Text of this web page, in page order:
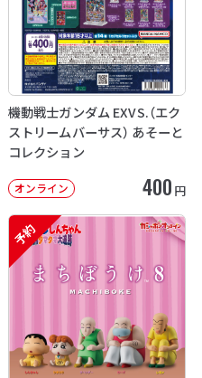
機動戦士ガンダム EXVS.（エク
ストリームバーサス） あそーと
コレクション
オンライン 400 円
予約